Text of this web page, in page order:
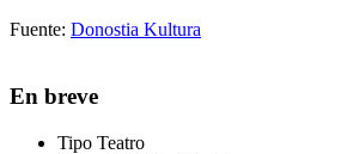
Fuente: Donostia Kultura
En breve
Tipo Teatro